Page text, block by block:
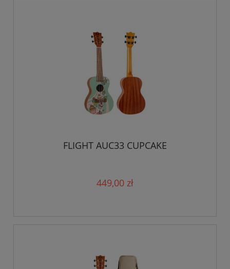
FLIGHT AUC33 CUPCAKE
449,00 zł